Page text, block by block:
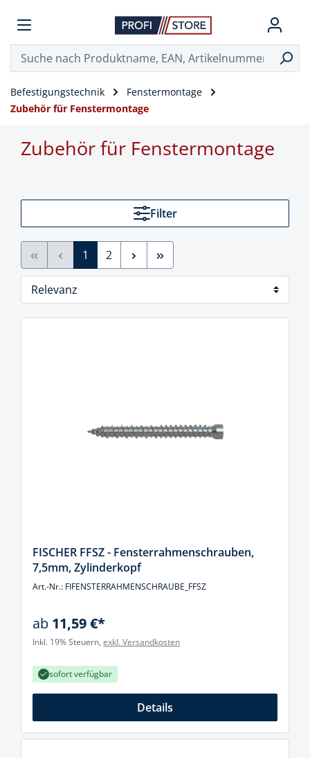
Befestigungstechnik
Fenstermontage
Zubehör für Fenstermontage
Zubehör für Fenstermontage
Filter
1 2
FISCHER FFSZ - Fensterrahmenschrauben,
7,5mm, Zylinderkopf
Art.-Nr.: FIFENSTERRAHMENSCHRAUBE_FFSZ
ab 11,59 €*
Inkl. 19% Steuern, exkl. Versandkosten
sofort verfügbar
Details